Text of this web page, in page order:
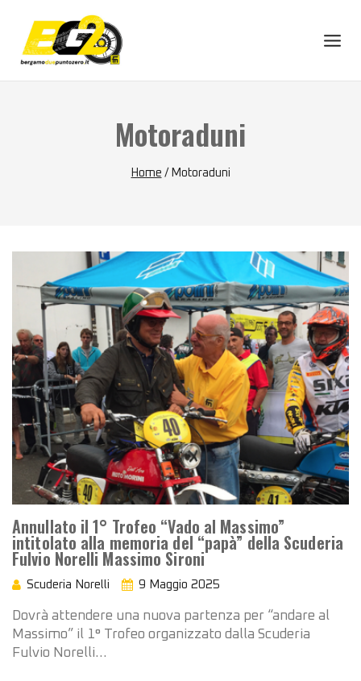
content
Motoraduni
Home / Motoraduni
Annullato il 1° Trofeo “Vado al Massimo”
intitolato alla memoria del “papà” della Scuderia
Fulvio Norelli Massimo Sironi
Scuderia Norelli 9 Maggio 2025
Dovrà attendere una nuova partenza per “andare al
Massimo” il 1° Trofeo organizzato dalla Scuderia
Fulvio Norelli…